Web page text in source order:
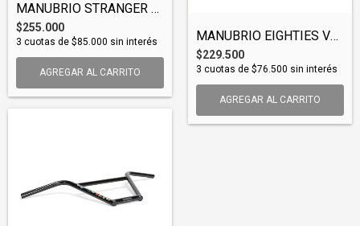
MANUBRIO STRANGER PISTON V2 (BARSTR011)
$255.000
3 cuotas de $85.000 sin interés
AGREGAR AL CARRITO
MANUBRIO EIGHTIES VOL. 4 BAR (BAREIG006)
$229.500
3 cuotas de $76.500 sin interés
AGREGAR AL CARRITO